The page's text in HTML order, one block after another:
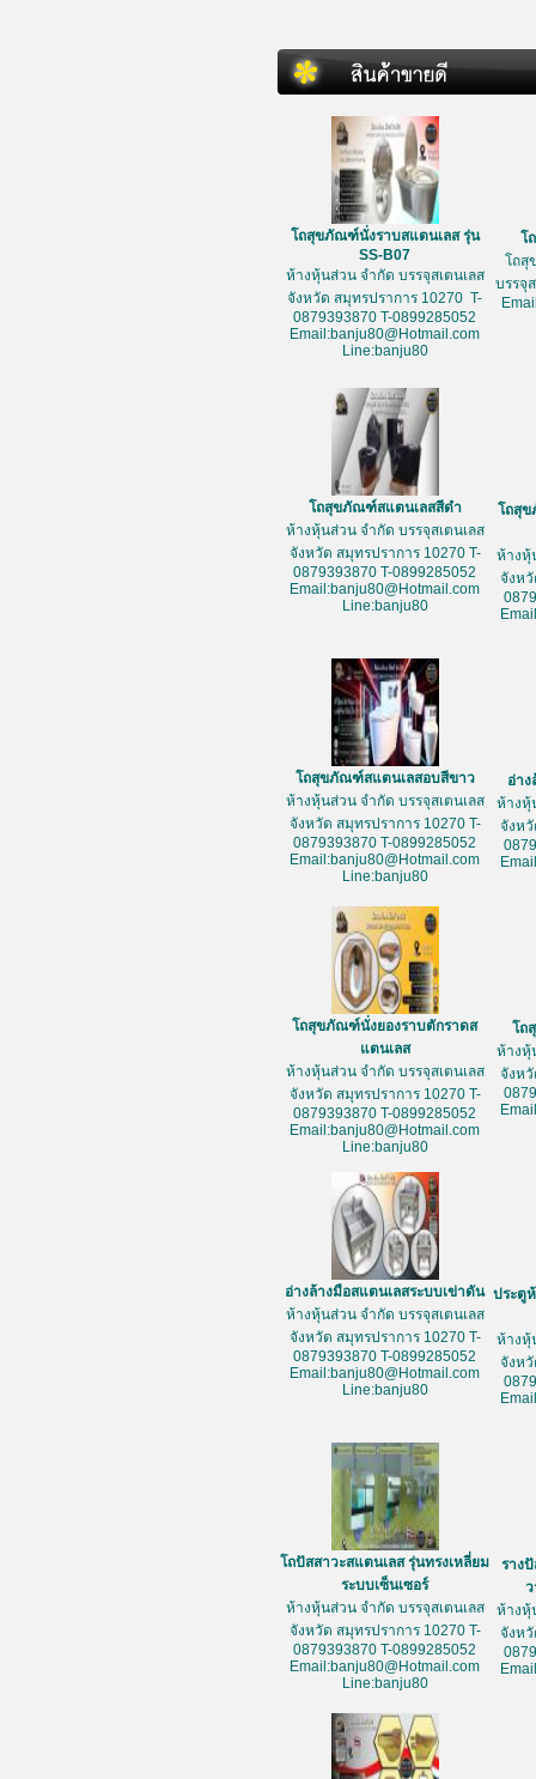
โถสุขภัณฑ์นั่งราบสแตนเลส รุ่น
SS-B07
ห้างหุ้นส่วน จำกัด บรรจุสเตนเลส
จังหวัด สมุทรปราการ 10270 T-
0879393870 T-0899285052
Email:banju80@Hotmail.com
Line:banju80
โ
โถสุ
บรรจุ
โถสุขภัณฑ์สแตนเลสสีดำ
ห้างหุ้นส่วน จำกัด บรรจุสเตนเลส
จังหวัด สมุทรปราการ 10270 T-
0879393870 T-0899285052
Email:banju80@Hotmail.com
Line:banju80
โถสุ
ห้างหุ้
จังห
โถสุขภัณฑ์สแตนเลสอบสีขาว
ห้างหุ้นส่วน จำกัด บรรจุสเตนเลส
จังหวัด สมุทรปราการ 10270 T-
0879393870 T-0899285052
Email:banju80@Hotmail.com
Line:banju80
อ่า
ห้างหุ้
จังห
โถสุขภัณฑ์นั่งยองราบตักราดส
แตนเลส
ห้างหุ้นส่วน จำกัด บรรจุสเตนเลส
จังหวัด สมุทรปราการ 10270 T-
0879393870 T-0899285052
Email:banju80@Hotmail.com
Line:banju80
โถ
ห้างหุ้
จังห
อ่างล้างมือสแตนเลสระบบเข่าดัน
ห้างหุ้นส่วน จำกัด บรรจุสเตนเลส
จังหวัด สมุทรปราการ 10270 T-
0879393870 T-0899285052
Email:banju80@Hotmail.com
Line:banju80
ประตู
ห้างหุ้
จังห
โถปัสสาวะสแตนเลส รุ่นทรงเหลี่ยม
ระบบเซ็นเซอร์
ห้างหุ้นส่วน จำกัด บรรจุสเตนเลส
จังหวัด สมุทรปราการ 10270 T-
0879393870 T-0899285052
Email:banju80@Hotmail.com
Line:banju80
ราง
ห้างหุ้
จังห